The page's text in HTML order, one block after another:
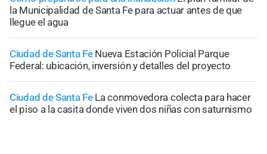
la Municipalidad de Santa Fe para actuar antes de que
llegue el agua
Ciudad de Santa Fe Nueva Estación Policial Parque
Federal: ubicación, inversión y detalles del proyecto
Ciudad de Santa Fe La conmovedora colecta para hacer
el piso a la casita donde viven dos niñas con saturnismo